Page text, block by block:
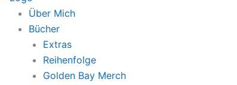
Über Mich
Bücher
Extras
Reihenfolge
Golden Bay Merch